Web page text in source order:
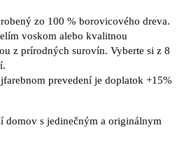
zo 100 % borovicového dreva.
voskom alebo kvalitnou
z prírodných surovín. Vyberte si z 8
prevedení je doplatok +15%
domov s jedinečným a originálnym